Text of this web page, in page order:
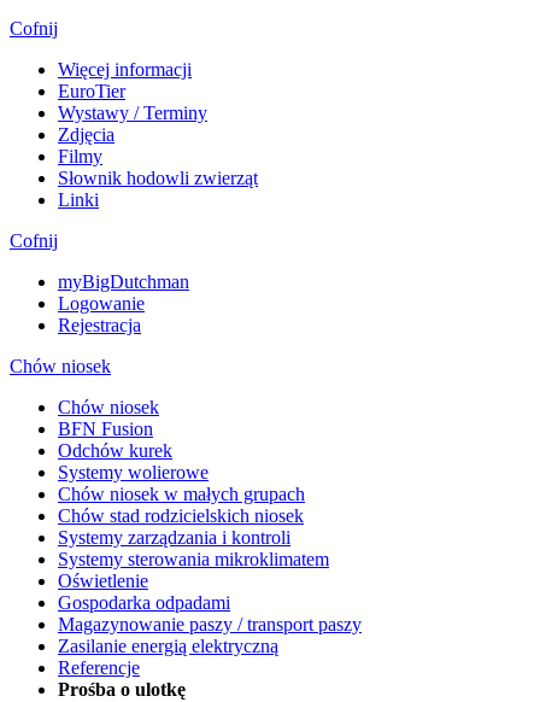
Cofnij
Więcej informacji
EuroTier
Wystawy / Terminy
Zdjęcia
Filmy
Słownik hodowli zwierząt
Linki
Cofnij
myBigDutchman
Logowanie
Rejestracja
Chów niosek
Chów niosek
BFN Fusion
Odchów kurek
Systemy wolierowe
Chów niosek w małych grupach
Chów stad rodzicielskich niosek
Systemy zarządzania i kontroli
Systemy sterowania mikroklimatem
Oświetlenie
Gospodarka odpadami
Magazynowanie paszy / transport paszy
Zasilanie energią elektryczną
Referencje
Prośba o ulotkę